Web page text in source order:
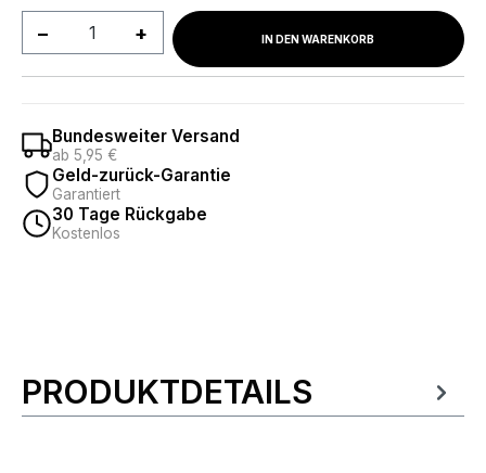
Produkt Anzahl: Gib denIN DEN WARENKORB
Bundesweiter Versand
ab 5,95 €
Geld-zurück-Garantie
Garantiert
30 Tage Rückgabe
Kostenlos
Produktinformationen
PRODUKTDETAILS